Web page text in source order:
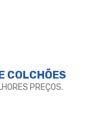
COLCHÕES
PREÇOS.